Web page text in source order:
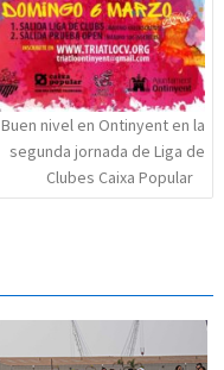
Buen nivel en Ontinyent en la
segunda jornada de Liga de
Clubes Caixa Popular